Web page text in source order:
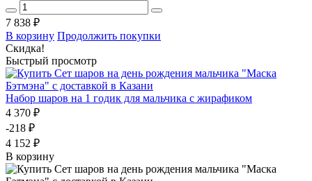
7 838 ₽
В корзину Продолжить покупки
Скидка!
Быстрый просмотр
Набор шаров на 1 годик для мальчика с жирафиком
4 370 ₽
-218 ₽
4 152 ₽
В корзину